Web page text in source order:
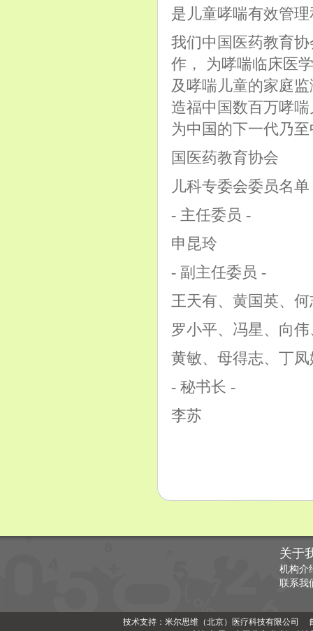
是儿童哮喘有效管
我们中国医药教育
作， 为哮喘临床医
及哮喘儿童的家庭
造福中国数百万哮
为中国的下一代乃
国医药教育协会
儿科专委会委员名单
- 主任委员 -
申昆玲
- 副主任委员 -
王天有、黄国英、
罗小平、冯星、向
黄敏、母得志、丁
- 秘书长 -
李苏
关于
机构介
联系我
技术支持：米尔思维（北京）医疗科技有限公司